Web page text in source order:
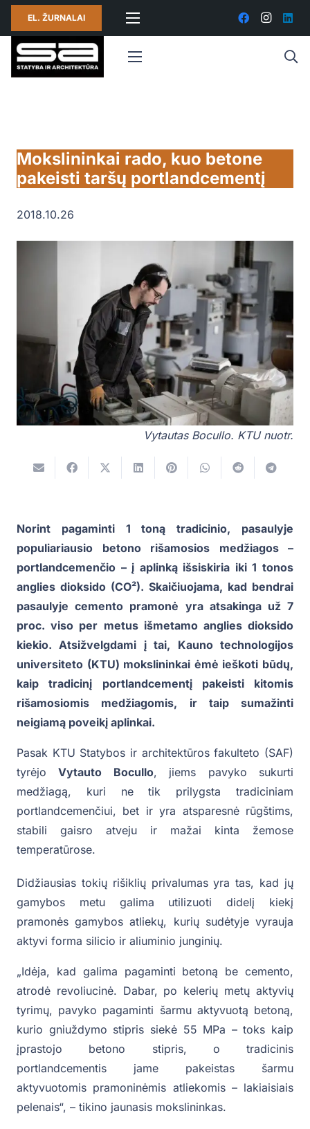
EL. ŽURNALAI
Mokslininkai rado, kuo betone
pakeisti taršų portlandcementį
2018.10.26
Vytautas Bocullo. KTU nuotr.
Norint pagaminti 1 toną tradicinio, pasaulyje
populiariausio betono rišamosios medžiagos –
portlandcemenčio – į aplinką išsiskiria iki 1 tonos
anglies dioksido (CO²). Skaičiuojama, kad bendrai
pasaulyje cemento pramonė yra atsakinga už 7
proc. viso per metus išmetamo anglies dioksido
kiekio.Atsižvelgdami į tai, Kauno technologijos
universiteto (KTU) mokslininkai ėmė ieškoti būdų,
kaip tradicinį portlandcementį pakeisti kitomis
rišamosiomis medžiagomis, ir taip sumažinti
neigiamą poveikį aplinkai.
Pasak KTU Statybos ir architektūros fakulteto (SAF)
tyrėjoVytauto Bocullo, jiems pavyko sukurti
medžiagą, kuri ne tik prilygsta tradiciniam
portlandcemenčiui, bet ir yra atsparesnė rūgštims,
stabili gaisro atveju ir mažai kinta žemose
temperatūrose.
Didžiausias tokių rišiklių privalumas yra tas, kad jų
gamybos metu galima utilizuoti didelį kiekį
pramonės gamybos atliekų, kurių sudėtyje vyrauja
aktyvi forma silicio ir aliuminio junginių.
„Idėja, kad galima pagaminti betoną be cemento,
atrodė revoliucinė. Dabar, po kelerių metų aktyvių
tyrimų, pavyko pagaminti šarmu aktyvuotą betoną,
kurio gniuždymo stipris siekė 55 MPa – toks kaip
įprastojo betono stipris, o tradicinis
portlandcementis jame pakeistas šarmu
aktyvuotomis pramoninėmis atliekomis – lakiaisiais
pelenais“, – tikino jaunasis mokslininkas.